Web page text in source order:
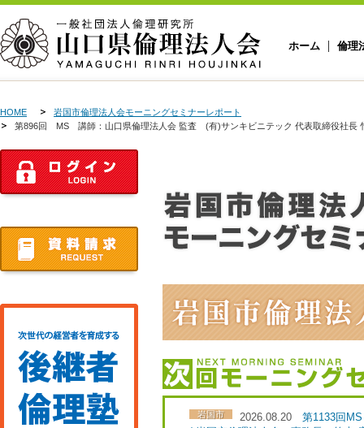
ホーム 倫理
HOME
岩国市倫理法人会モーニングセミナーレポート
第896回 MS 講師：山口県倫理法人会 監査 (有)サンキビニテック 代表取締役社長
岩国市 2026.08.20
第1133回